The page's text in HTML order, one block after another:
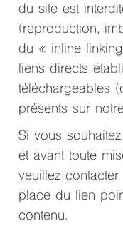
du site est
(reproduction,
du « inline
liens directs
téléchargeables
présents sur
Si vous
et avant toute
veuillez
place du lien
contenu.